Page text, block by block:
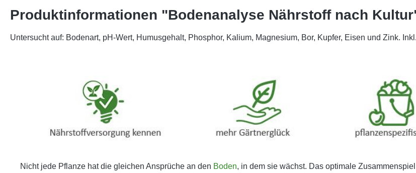
Produktinformationen "Bodenanalyse Nährstoff nach
Untersucht auf: Bodenart, pH-Wert, Humusgehalt, Phosphor, Kalium, Magnesium, Bor, Kupfer, Eisen und Zink.
Nicht jede Pflanze hat die gleichen Ansprüche an den Boden, in dem sie wächst. Das optimale